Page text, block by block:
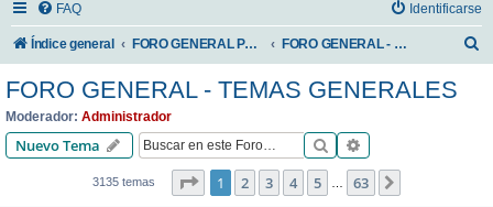
FAQ Identificarse
Índice general FORO GENERAL PARA TODOS LOS USUARIOS FORO GENERAL - TEMAS GENERALES
FORO GENERAL - TEMAS GENERALES
Moderador: Administrador
Nuevo Tema Buscar
3135 temas Página de 63
1 2 3 4 5 … 63